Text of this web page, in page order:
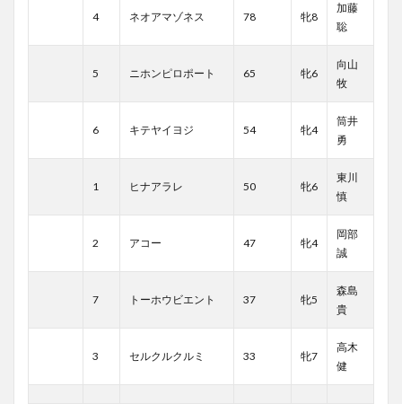
4 ネオアマゾネス 78 牝8
加藤
聡
5 ニホンピロポート 65 牝6
向山
牧
6 キテヤイヨジ 54 牝4
筒井
勇
1 ヒナアラレ 50 牝6
東川
慎
2 アコー 47 牝4
岡部
誠
7 トーホウビエント 37 牝5
森島
貴
3 セルクルクルミ 33 牝7
高木
健